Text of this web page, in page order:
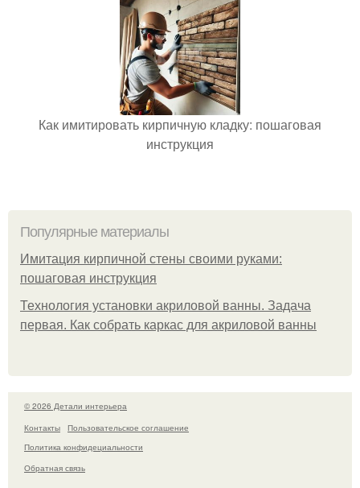
Как имитировать кирпичную кладку: пошаговая
инструкция
Популярные материалы
Имитация кирпичной стены своими руками:
пошаговая инструкция
Технология установки акриловой ванны. Задача
первая. Как собрать каркас для акриловой ванны
© 2026 Детали интерьера
Контакты
Пользовательское соглашение
Политика конфидециальности
Обратная связь